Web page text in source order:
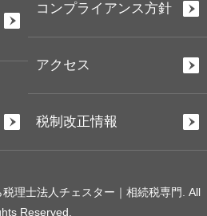
コンプライアンス方針
アクセス
税制改正情報
理士法人チェスター｜相続税専門. All
Reserved.